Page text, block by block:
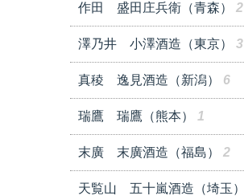
作田 盛田庄兵衛（青森） 2
澤乃井 小澤酒造（東京） 3
真稜 逸見酒造（新潟） 6
瑞鷹 瑞鷹（熊本） 1
末廣 末廣酒造（福島） 2
天覧山 五十嵐酒造（埼玉）